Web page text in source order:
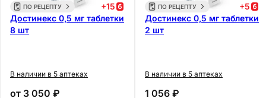
ПО РЕЦЕПТУ +15
Достинекс 0,5 мг таблетки
8 шт
В наличии в 5 аптеках
от 3 050 ₽
ПО РЕЦЕПТУ +5
Достинекс 0,5 мг таблетки
2 шт
В наличии в 5 аптеках
1 056 ₽